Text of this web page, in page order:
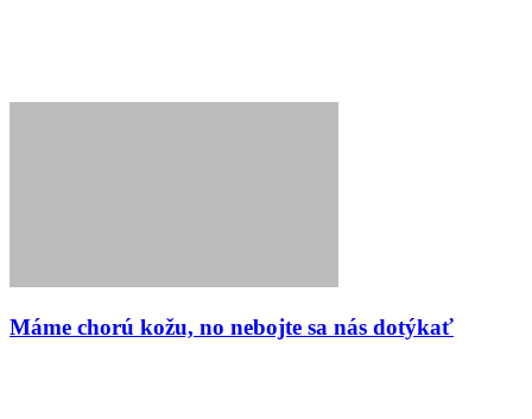
Máme chorú kožu, no nebojte sa nás dotýkať